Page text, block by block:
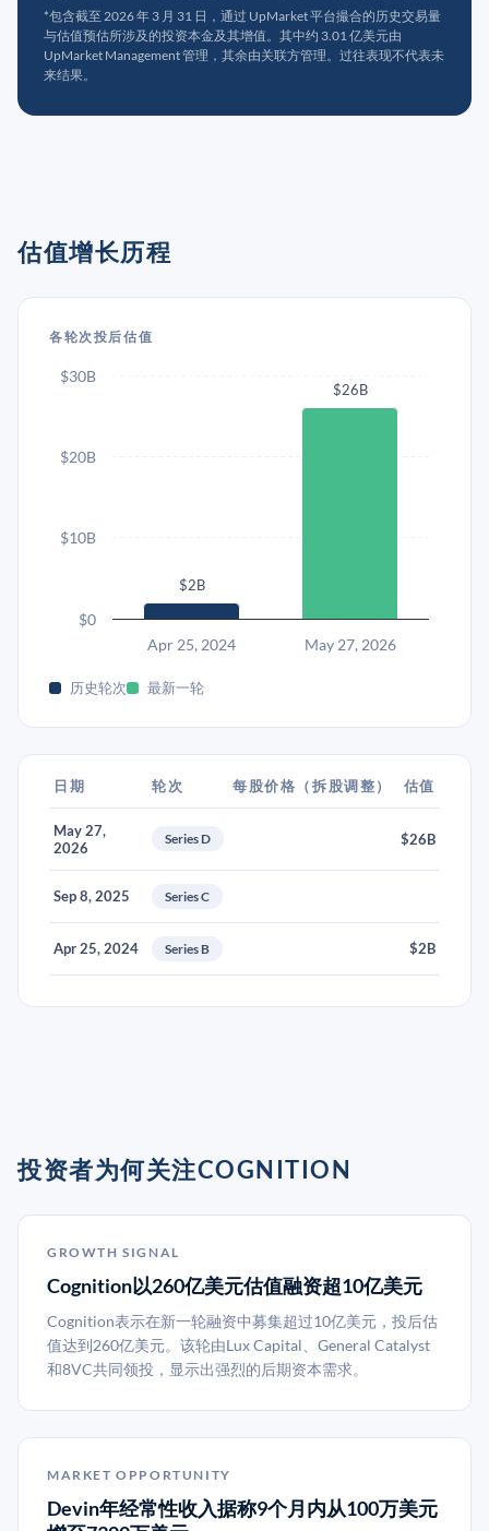
*包含截至 2026 年 3 月 31 日，通过 UpMarket 平台撮合的历史交易量
与估值预估所涉及的投资本金及其增值。其中约 3.01 亿美元由
UpMarket Management 管理，其余由关联方管理。过往表现不代表未
来结果。
估值增长历程
各轮次投后估值
$2B
$26B
Apr 25, 2024 May 27, 2026
$0
$10B
$20B
$30B
历史轮次 最新一轮
日期 轮次 每股价格（拆股调整） 估值
May 27,
2026
Series D $26B
Sep 8, 2025 Series C
Apr 25, 2024 Series B $2B
投资者为何关注COGNITION
GROWTH SIGNAL
Cognition以260亿美元估值融资超10亿美元
Cognition表示在新一轮融资中募集超过10亿美元，投后估
值达到260亿美元。该轮由Lux Capital、General Catalyst
和8VC共同领投，显示出强烈的后期资本需求。
MARKET OPPORTUNITY
Devin年经常性收入据称9个月内从100万美元